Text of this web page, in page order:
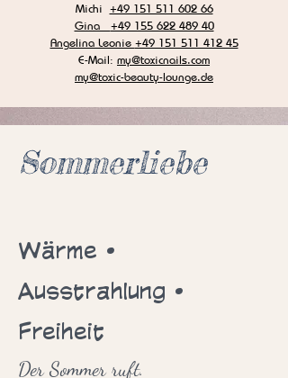
Michi +49 151 511 602 66
Gina +49 155 622 489 40
Angelina Leonie +49 151 511 412 45
E-Mail: my@toxicnails.com
my@toxic-beauty-lounge.de
Sommerliebe
Wärme •
Ausstrahlung •
Freiheit
Der Sommer ruft.